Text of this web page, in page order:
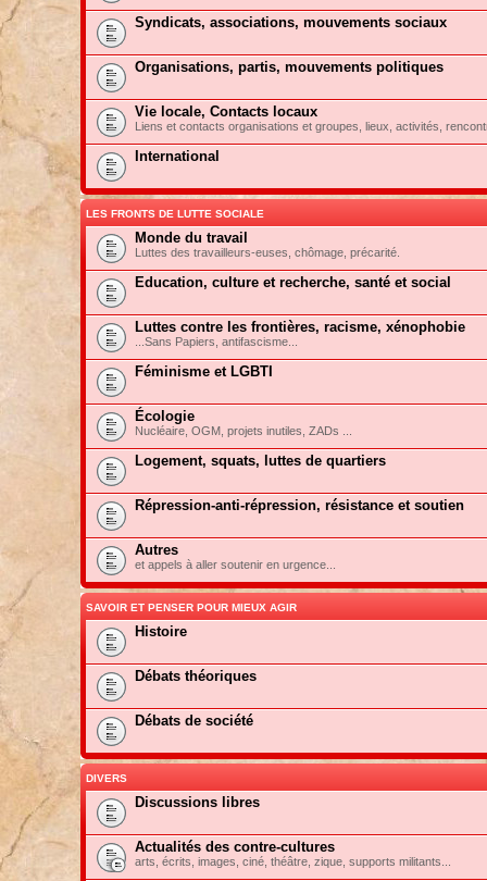
Syndicats, associations, mouvements sociaux
Organisations, partis, mouvements politiques
Vie locale, Contacts locaux
Liens et contacts organisations et groupes, lieux, activités,
International
LES FRONTS DE LUTTE SOCIALE
Monde du travail
Luttes des travailleurs-euses, chômage, précarité.
Education, culture et recherche, santé et social
Luttes contre les frontières, racisme, xénophobie
...Sans Papiers, antifascisme...
Féminisme et LGBTI
Écologie
Nucléaire, OGM, projets inutiles, ZADs ...
Logement, squats, luttes de quartiers
Répression-anti-répression, résistance et soutien
Autres
et appels à aller soutenir en urgence...
SAVOIR ET PENSER POUR MIEUX AGIR
Histoire
Débats théoriques
Débats de société
DIVERS
Discussions libres
Actualités des contre-cultures
arts, écrits, images, ciné, théâtre, zique, supports militants...